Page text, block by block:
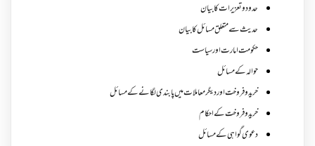
حدود و تعزیرات کا بیان
حدیث سے متعلق مسائل کا بیان
حکومت امارت اور سیاست
حوالہ کے مسائل
خرید و فروخت اور دیگر معاملات میں پابندی لگانے کے مسائل
خرید و فروخت کے احکام
دعوی گواہی کے مسائل